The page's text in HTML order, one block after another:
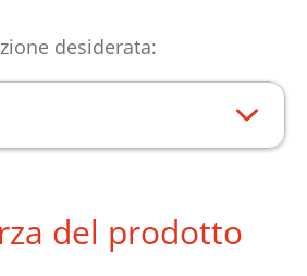
desiderata:
del prodotto